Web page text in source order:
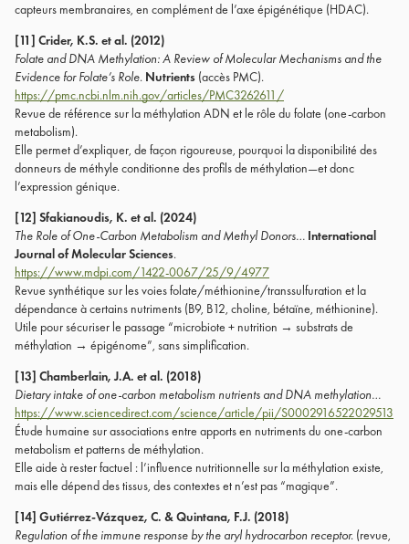
capteurs membranaires, en complément de l’axe épigénétique (HDAC).
[11] Crider, K.S. et al. (2012)
Folate and DNA Methylation: A Review of Molecular Mechanisms and the
Evidence for Folate’s Role. Nutrients (accès PMC).
https://pmc.ncbi.nlm.nih.gov/articles/PMC3262611/
Revue de référence sur la méthylation ADN et le rôle du folate (one-carbon
metabolism).
Elle permet d’expliquer, de façon rigoureuse, pourquoi la disponibilité des
donneurs de méthyle conditionne des profils de méthylation—et donc
l’expression génique.
[12] Sfakianoudis, K. et al. (2024)
The Role of One-Carbon Metabolism and Methyl Donors… International
Journal of Molecular Sciences.
https://www.mdpi.com/1422-0067/25/9/4977
Revue synthétique sur les voies folate/méthionine/transsulfuration et la
dépendance à certains nutriments (B9, B12, choline, bétaïne, méthionine).
Utile pour sécuriser le passage “microbiote + nutrition → substrats de
méthylation → épigénome”, sans simplification.
[13] Chamberlain, J.A. et al. (2018)
Dietary intake of one-carbon metabolism nutrients and DNA methylation…
https://www.sciencedirect.com/science/article/pii/S0002916522029513
Étude humaine sur associations entre apports en nutriments du one-carbon
metabolism et patterns de méthylation.
Elle aide à rester factuel : l’influence nutritionnelle sur la méthylation existe,
mais elle dépend des tissus, des contextes et n’est pas “magique”.
[14] Gutiérrez-Vázquez, C. & Quintana, F.J. (2018)
Regulation of the immune response by the aryl hydrocarbon receptor. (revue,